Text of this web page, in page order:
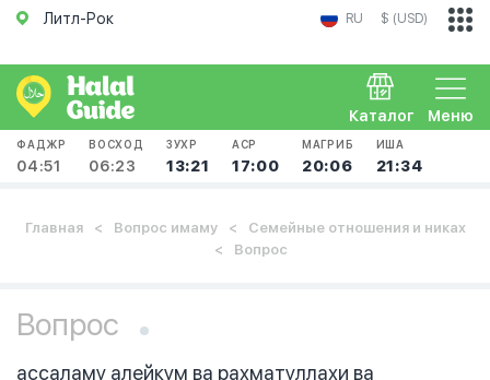
Литл-Рок RU $ (USD)
Меню
Каталог
ФАДЖР
04:51
ВОСХОД
06:23
ЗУХР
13:21
АСР
17:00
МАГРИБ
20:06
ИША
21:34
Главная Вопрос имаму
Семейные отношения и никах
Вопрос
Вопрос
ассаламу алейкум ва рахматуллахи ва